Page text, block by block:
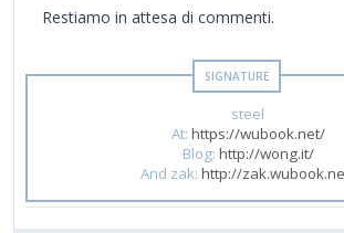
Restiamo in attesa di commenti.
steel
At: https://wubook.net/
Blog: http://wong.it/
And zak: http://